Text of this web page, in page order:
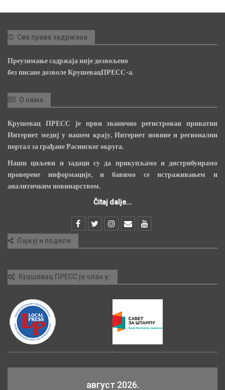
Сва права задржана
Преузимање садржаја није дозвољено
без писане дозволе КрушевацПРЕСС-а.
О нама
Крушевац ПРЕСС је први званично регистрован приватни
Интернет медиј у нашем крају, Интернет новине и регионални
портал за грађане Расинског округа.
Наши циљеви и задаци су да прикупљамо и дистрибуирамо
проверене информације, и бавимо се истраживањем и
аналитичким новинарством.
Čitaj dalje...
Лајкуј и подели
Крушевац ПРЕСС је члан у:
август 2026.